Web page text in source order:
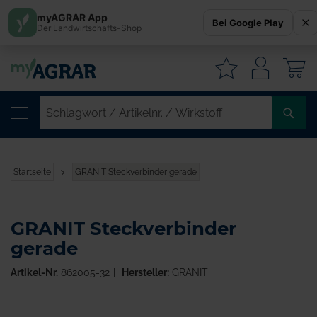
Startseite GRANIT Steckverbinder gerade
GRANIT Steckverbinder
gerade
Artikel-Nr. 862005-32 Hersteller:GRANIT
myAGRAR App
Der Landwirtschafts-Shop Bei Google Play